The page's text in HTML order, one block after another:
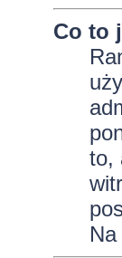
Co to
to,